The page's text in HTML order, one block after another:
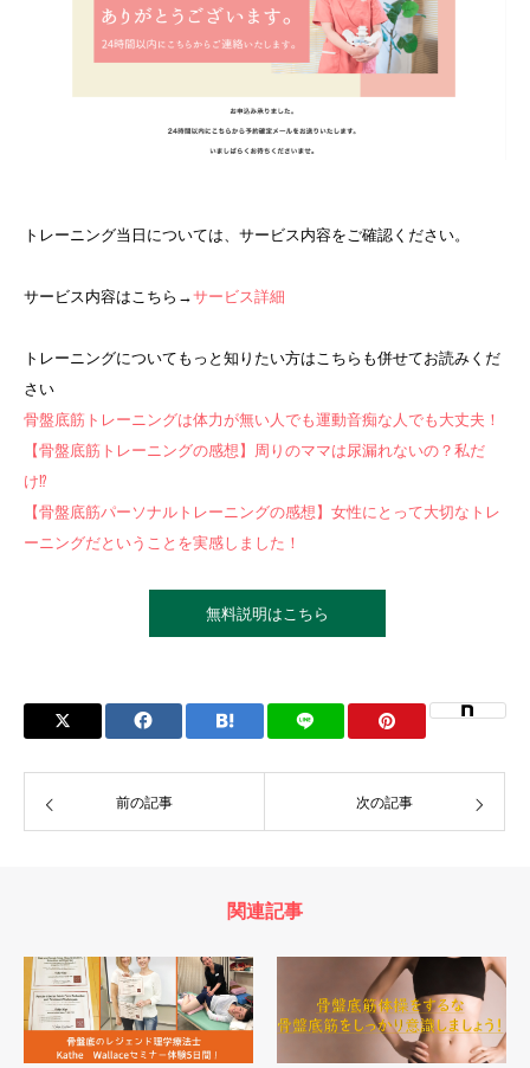
トレーニング当日については、サービス内容をご確認ください。
サービス内容はこちら→サービス詳細
トレーニングについてもっと知りたい方はこちらも併せてお読みくだ
さい
骨盤底筋トレーニングは体力が無い人でも運動音痴な人でも大丈夫！
【骨盤底筋トレーニングの感想】周りのママは尿漏れないの？私だ
け⁉
【骨盤底筋パーソナルトレーニングの感想】女性にとって大切なトレ
ーニングだということを実感しました！
無料説明はこちら
前の記事 次の記事
関連記事